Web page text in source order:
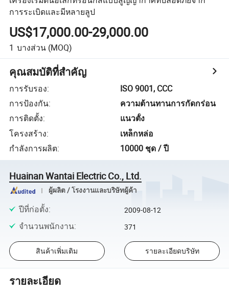
การระเบิดและมีหลายลูป
US$17,000.00-29,000.00
1 บางส่วน (MOQ)
คุณสมบัติที่สำคัญ
การรับรอง:
ISO 9001, CCC
การป้องกัน:
ความต้านทานการกัดกร่อน
การติดตั้ง:
แนวตั้ง
โครงสร้าง:
เหล็กหล่อ
กำลังการผลิต: 10000 ชุด / ปี
Huainan Wantai Electric Co., Ltd.
ผู้ผลิต / โรงงานและบริษัทผู้ค้า
ปีที่ก่อตั้ง: 2009-08-12
จำนวนพนักงาน: 371
สินค้าเพิ่มเติม รายละเอียดบริษัท
รายละเอียด